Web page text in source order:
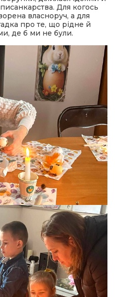
Для когось
власноруч, а для
про те, що рідне й
де б ми не були.